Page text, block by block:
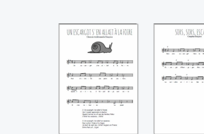
Un escargot s'en
allait à la foire
Sors, sors,